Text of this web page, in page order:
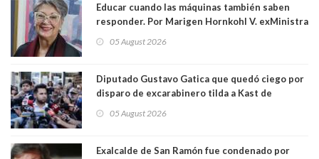
Educar cuando las máquinas también saben
responder. Por Marigen Hornkohl V. exMinistra
05 August 2026
Diputado Gustavo Gatica que quedó ciego por
disparo de excarabinero tilda a Kast de
absolución del exuniformado. Presidente DC
05 August 2026
Exalcalde de San Ramón fue condenado por